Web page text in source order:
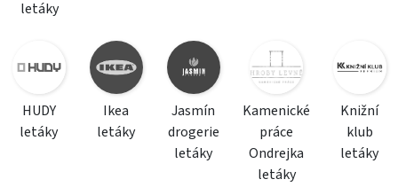
letáky
HUDY
letáky
Ikea
letáky
Jasmín
drogerie
letáky
Kamenické
práce
Ondrejka
letáky
Knižní
klub
letáky